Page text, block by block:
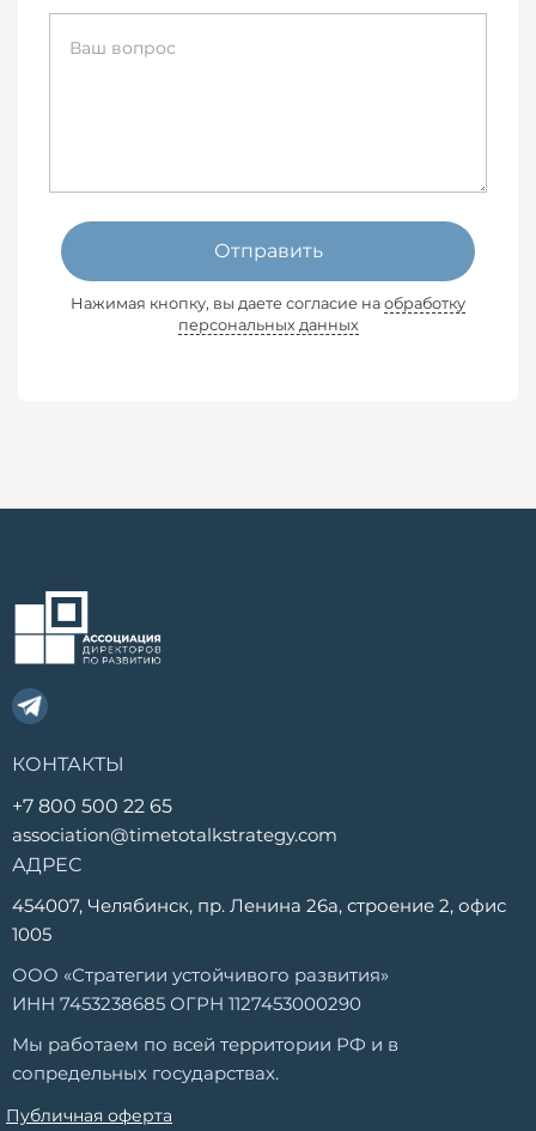
Отправить
Нажимая кнопку, вы даете согласие на обработку
персональных данных
КОНТАКТЫ
+7 800 500 22 65
association@timetotalkstrategy.com
АДРЕС
454007, Челябинск, пр. Ленина 26а, строение 2, офис
1005
ООО «Стратегии устойчивого развития»
ИНН 7453238685 ОГРН 1127453000290
Мы работаем по всей территории РФ и в
сопредельных государствах.
Публичная оферта